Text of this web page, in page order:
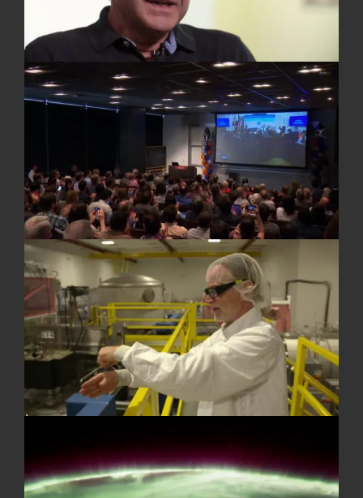
Lynn Cominsky
FARBKORREKTUR
MISCHUNG
Urs Hauck
Marcus Fitsch
PRODUKTIONSLEITUNG
Sabrina Volkmer
Jochen Papke (MDR)
ARCHIV
ESO/B
Tafreshi
C. Malin & M. Kornmesser
ESA/ Hubble
NASA
National Science Foundation
Massachusetts Institute of Technology
LIGO-Hanford Obervatory
Albert-Einstein-Institut Hannover/ Max-Planck
Institut für Gravitationsphysik
Leo Buono